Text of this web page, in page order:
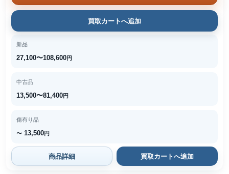
買取カートへ追加
新品
27,100〜108,600円
中古品
13,500〜81,400円
傷有り品
〜 13,500円
商品詳細 買取カートへ追加